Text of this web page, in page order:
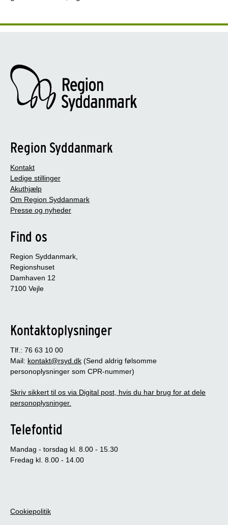
Region Syddanmark
Kontakt
Ledige stillinger
Akuthjælp
Om Region Syddanmark
Presse og nyheder
Find os
Region Syddanmark,
Regionshuset
Damhaven 12
7100 Vejle
Kontaktoplysninger
Tlf.: 76 63 10 00
Mail: kontakt@rsyd.dk (Send aldrig følsomme
personoplysninger som CPR-nummer)
Skriv sikkert til os via Digital post, hvis du har brug for at dele
personoplysninger.
Telefontid
Mandag - torsdag kl. 8.00 - 15.30
Fredag kl. 8.00 - 14.00
Cookiepolitik